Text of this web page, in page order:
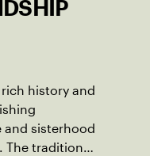
history and
and sisterhood
The tradition